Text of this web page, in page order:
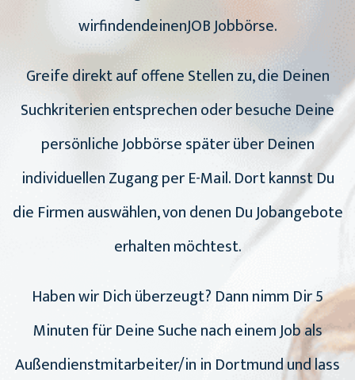
wirfindendeinenJOB Jobbörse.
Greife direkt auf offene Stellen zu, die Deinen
Suchkriterien entsprechen oder besuche Deine
persönliche Jobbörse später über Deinen
individuellen Zugang per E-Mail. Dort kannst Du
die Firmen auswählen, von denen Du Jobangebote
erhalten möchtest.
Haben wir Dich überzeugt? Dann nimm Dir 5
Minuten für Deine Suche nach einem Job als
Außendienstmitarbeiter/in in Dortmund und lass